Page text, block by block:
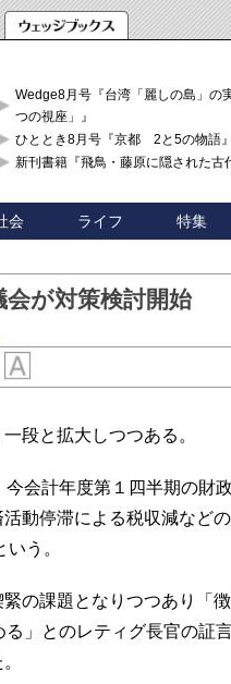
Wedge8月号『台湾「麗しの島」の
つの視座」』
ひととき8月号『京都 2と5の物語』
新刊書籍『飛鳥・藤原に隠された古
会 ライフ 特集
が対策検討開始
段と拡大しつつある。
会計年度第１四半期の財
動停滞による税収減など
う。
の課題となりつつあり「
」とのレティグ長官の証